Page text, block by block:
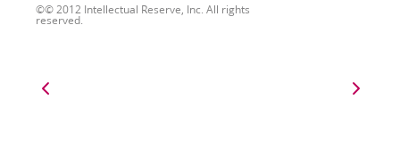
© 2012 Intellectual Reserve, Inc. All rights
reserved.